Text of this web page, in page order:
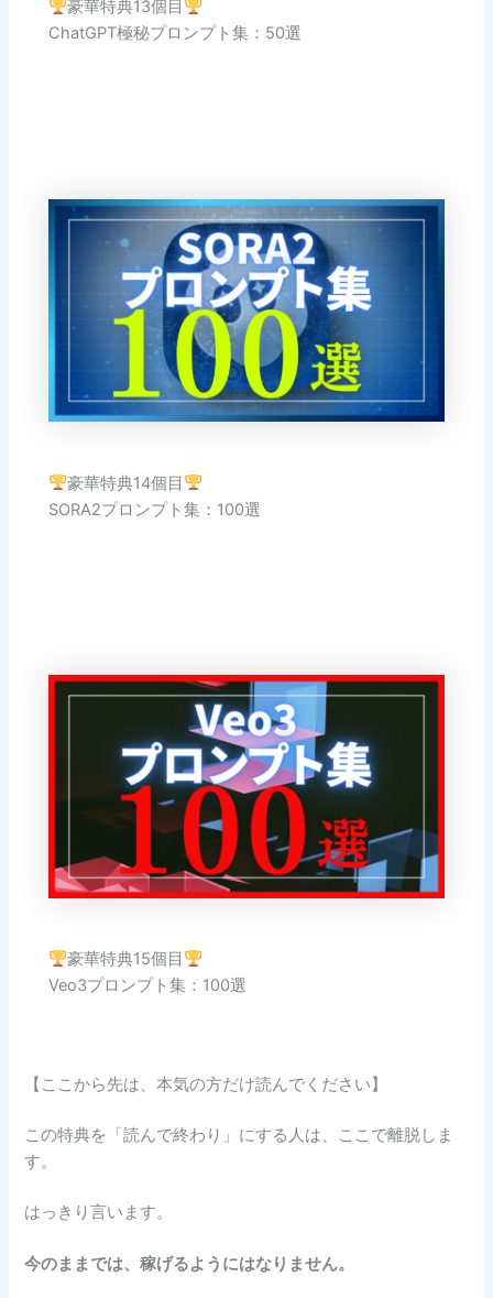
豪華特典13個目
ChatGPT極秘プロンプト集：50選
豪華特典14個目
SORA2プロンプト集：100選
豪華特典15個目
Veo3プロンプト集：100選
【ここから先は、本気の方だけ読んでください】
この特典を「読んで終わり」にする人は、ここで離脱しま
す。
はっきり言います。
今のままでは、稼げるようにはなりません。